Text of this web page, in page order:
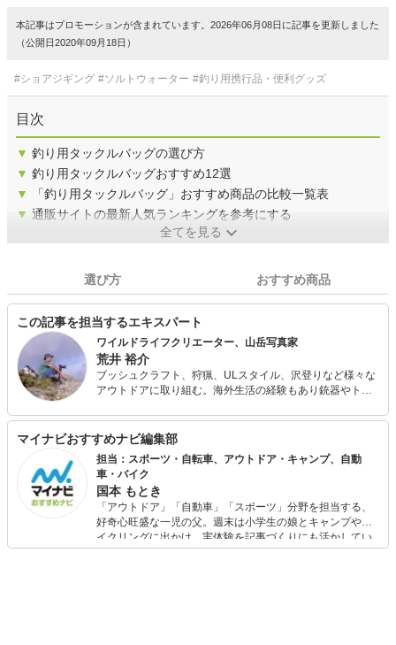
本記事はプロモーションが含まれています。2026年06月08日に記事を更新しました
（公開日2020年09月18日）
#ショアジギング #ソルトウォーター #釣り用携行品・便利グッズ
目次
▼ 釣り用タックルバッグの選び方
▼ 釣り用タックルバッグおすすめ12選
▼
「釣り用タックルバッグ」おすすめ商品の比較一覧表
▼ 通販サイトの最新人気ランキングを参考にする
全てを見る
選び方 おすすめ商品
この記事を担当するエキスパート
ワイルドライフクリエーター、山岳写真家
荒井 裕介
ブッシュクラフト、狩猟、ULスタイル、沢登りなど様々な
アウトドアに取り組む。海外生活の経験もあり銃器やトイ
ドアアイテムのレストア、道具作りにも造詣が深く自作ア
イテムのみでの山行も行う。 フェールラーベンのアンバサ
ダーとしても活動している。
マイナビおすすめナビ編集部
担当：スポーツ・自転車、アウトドア・キャンプ、自動
車・バイク
国本 もとき
「アウトドア」「自動車」「スポーツ」分野を担当する、
好奇心旺盛な一児の父。週末は小学生の娘とキャンプやサ
イクリングに出かけ、実体験を記事づくりにも活かしてい
ます。読者の「知りたい」を分かりやすく届けることをモ